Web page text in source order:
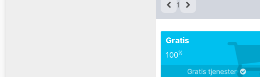
1
Gratis
100%
Gratis tjenester